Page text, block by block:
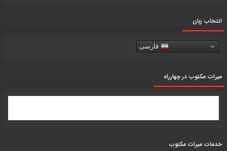
انتخاب زبان
فارسی
میرات مکتوب در چهارراه
خدمات میراث مکتوب